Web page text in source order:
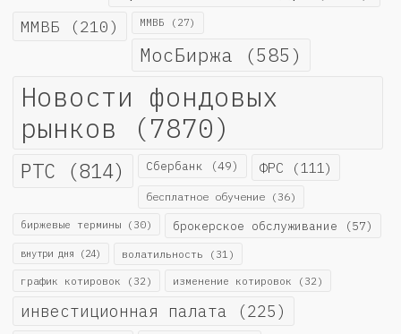
ММВБ (210) ММВБ (27)
МосБиржа (585)
Новости фондовых
рынков (7870)
РТС (814) Сбербанк (49) ФРС (111)
бесплатное обучение (36)
биржевые термины (30) брокерское обслуживание (57)
внутри дня (24) волатильность (31)
график котировок (32) изменение котировок (32)
инвестиционная палата (225)